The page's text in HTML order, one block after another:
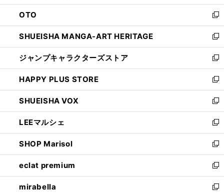
ウ
で
開
く
ン
ド
ウ
で
開
く
OTO
新
し
い
ウ
ィ
ン
ド
ウ
で
開
く
SHUEISHA MANGA-ART HERITAGE
新
し
い
ウ
ィ
ン
ド
ウ
で
開
く
ジャンプキャラクターズストア
新
し
い
ウ
ィ
ン
ド
ウ
で
開
く
HAPPY PLUS STORE
新
し
い
ウ
ィ
ン
ド
ウ
で
開
く
SHUEISHA VOX
新
し
い
ウ
ィ
ン
ド
ウ
で
LEEマルシェ
新
し
い
ウ
ィ
ン
ド
SHOP Marisol
新
し
い
ウ
ィ
eclat premium
新
し
い
mirabella
新